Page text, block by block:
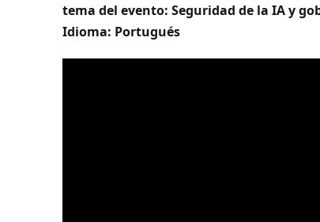
tema del evento: Seguridad de la IA y
Idioma: Portugués